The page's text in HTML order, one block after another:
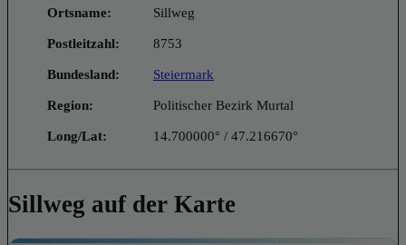
Ortsname: Sillweg
Postleitzahl: 8753
Bundesland: Steiermark
Region: Politischer Bezirk Murtal
Long/Lat: 14.700000° / 47.216670°
Sillweg auf der Karte